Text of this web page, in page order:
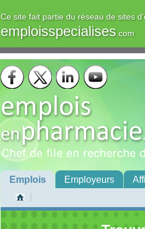
Ce site fait partie du réseau de sites
emploisspecialises.com
Emplois Employeurs